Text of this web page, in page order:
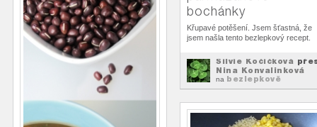
bochánky
Křupavé potěšení. Jsem šťastná, že
jsem našla tento bezlepkový recept.
Silvie Kočičková
Nina Konvalinková
na bezlepkově